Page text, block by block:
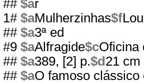
## $ar
1# $aMulherzinhas$f
## $a3ª ed
#9 $aAlfragide$cOficina
## $a389, [2] p.$d 21 cm
## $aO famoso